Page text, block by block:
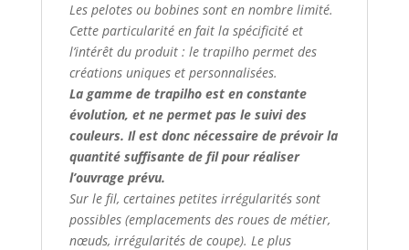
Les pelotes ou bobines sont en nombre limité.
Cette particularité en fait la spécificité et
l’intérêt du produit : le trapilho permet des
créations uniques et personnalisées.
La gamme de trapilho est en constante
évolution, et ne permet pas le suivi des
couleurs. Il est donc nécessaire de prévoir la
quantité suffisante de fil pour réaliser
l’ouvrage prévu.
Sur le fil, certaines petites irrégularités sont
possibles (emplacements des roues de métier,
nœuds, irrégularités de coupe). Le plus